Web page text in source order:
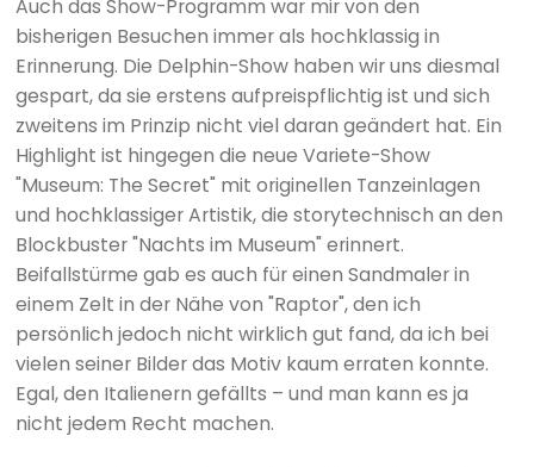
Auch das Show-Programm war mir von den
bisherigen Besuchen immer als hochklassig in
Erinnerung. Die Delphin-Show haben wir uns diesmal
gespart, da sie erstens aufpreispflichtig ist und sich
zweitens im Prinzip nicht viel daran geändert hat. Ein
Highlight ist hingegen die neue Variete-Show
"Museum: The Secret" mit originellen Tanzeinlagen
und hochklassiger Artistik, die storytechnisch an den
Blockbuster "Nachts im Museum" erinnert.
Beifallstürme gab es auch für einen Sandmaler in
einem Zelt in der Nähe von "Raptor", den ich
persönlich jedoch nicht wirklich gut fand, da ich bei
vielen seiner Bilder das Motiv kaum erraten konnte.
Egal, den Italienern gefällts – und man kann es ja
nicht jedem Recht machen.